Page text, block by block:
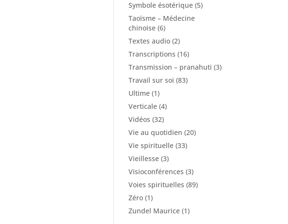
Symbole ésotérique (5)
Taoïsme – Médecine
chinoise (6)
Textes audio (2)
Transcriptions (16)
Transmission – pranahuti (3)
Travail sur soi (83)
Ultime (1)
Verticale (4)
Vidéos (32)
Vie au quotidien (20)
Vie spirituelle (33)
Vieillesse (3)
Visioconférences (3)
Voies spirituelles (89)
Zéro (1)
Zundel Maurice (1)